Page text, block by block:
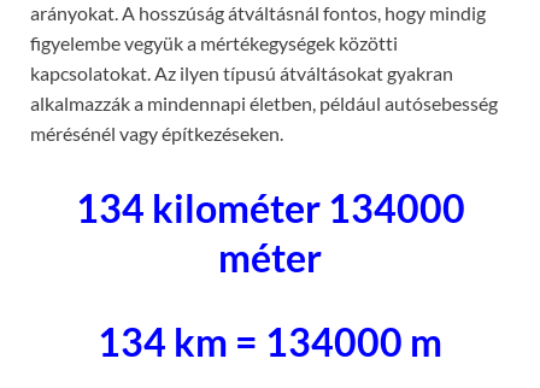
arányokat. A hosszúság átváltásnál fontos, hogy mindig
figyelembe vegyük a mértékegységek közötti
kapcsolatokat. Az ilyen típusú átváltásokat gyakran
alkalmazzák a mindennapi életben, például autósebesség
mérésénél vagy építkezéseken.
134 kilométer 134000
méter
134 km = 134000 m